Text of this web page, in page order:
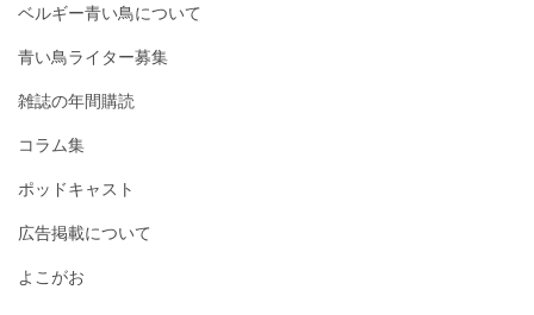
ベルギー青い鳥について
青い鳥ライター募集
雑誌の年間購読
コラム集
ポッドキャスト
広告掲載について
よこがお